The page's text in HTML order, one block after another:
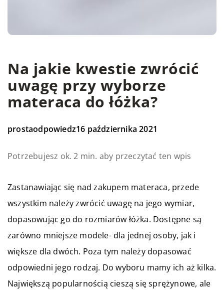
Na jakie kwestie zwrócić
uwagę przy wyborze
materaca do łóżka?
prostaodpowiedz16 października 2021
Potrzebujesz ok. 2 min. aby przeczytać ten wpis
Zastanawiając się nad zakupem materaca, przede
wszystkim należy zwrócić uwagę na jego wymiar,
dopasowując go do rozmiarów łóżka. Dostępne są
zarówno mniejsze modele- dla jednej osoby, jak i
większe dla dwóch. Poza tym należy dopasować
odpowiedni jego rodzaj. Do wyboru mamy ich aż kilka.
Największą popularnością cieszą się sprężynowe, ale